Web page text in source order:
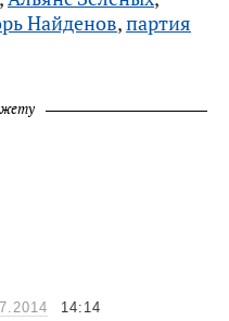
Найденов,партия
14:14